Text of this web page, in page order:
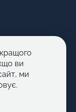
ви
ми